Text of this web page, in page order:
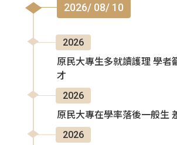
2026/ 08/ 10
2026
原民大專生多就讀護理 學者
才
2026
原民大專在學率落後一般生
2026